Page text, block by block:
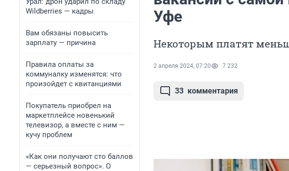
Wildberries — кадры
Вам обязаны повысить
зарплату — причина
Правила оплаты за
коммуналку изменятся: что
произойдет с квитанциями
Покупатель приобрел на
маркетплейсе новенький
телевизор, а вместе с ним —
кучу проблем
«Как они получают сто баллов
— серьезный вопрос». О
Уфе
Некоторым платят
2 апреля 2024, 07:20 7 232
33 комментария